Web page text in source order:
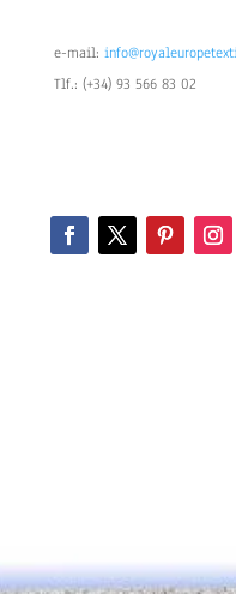
e-mail:
Tlf.: (+34) 93 566 83 02